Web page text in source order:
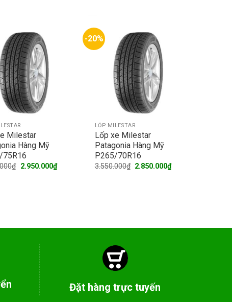
Milestar
Hàng Mỹ
75R16
₫ Original
2.950.000₫Current
price
-20%
LỐP MILESTAR
Lốp xe Milestar
Patagonia Hàng Mỹ
P265/70R16
3.550.000₫ Original
2.850.000₫Current
price
Đặt hàng trực tuyến